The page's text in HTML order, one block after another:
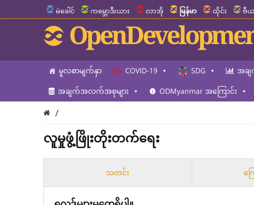
မဲခေါင် ကမ္ဘောဒီးယား လာအို မြန်မာ ထိုင်း ဗီ
မူလစာမျက်နှာ COVID-19 SDG အခ
အချက်အလက်အစုများ ODMyanmar အကြောင်း
/
လူမှုဖွံ့ဖြိုးတိုးတက်ရေး
သတင်း ကြ